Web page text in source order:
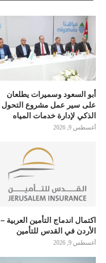
أبو السعود وسميرات يطلعان
على سير عمل مشروع التحول
الذكي لإدارة خدمات المياه
أغسطس 9, 2026
اكتمال اندماج التأمين العربية –
الأردن في القدس للتأمين
أغسطس 9, 2026